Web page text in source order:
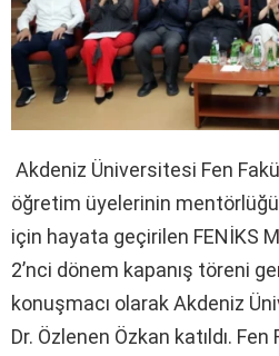
Akdeniz Üniversitesi Fen
öğretim üyelerinin
için hayata geçirilen FENİKS
2’nci dönem kapanış töreni
konuşmacı olarak Akdeniz
Dr. Özlenen Özkan katıldı.